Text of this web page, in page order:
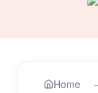
Home